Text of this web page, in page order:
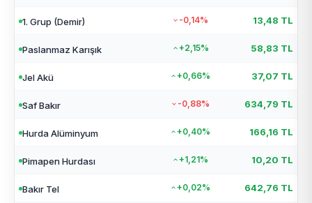
1. Grup (Demir) -0,14% 13,48 TL
Paslanmaz Karışık +2,15% 58,83 TL
Jel Akü +0,66% 37,07 TL
Saf Bakır -0,88% 634,79 TL
Hurda Alüminyum +0,40% 166,16 TL
Pimapen Hurdası +1,21% 10,20 TL
Bakır Tel +0,02% 642,76 TL